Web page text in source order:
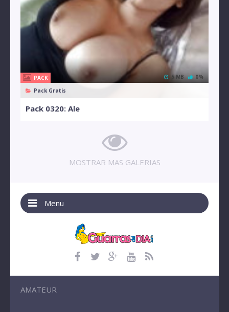
PACK
Pack Gratis
5 MB 0%
Pack 0320: Ale
MOSTRAR MAS GALERIAS
Menu
AMATEUR